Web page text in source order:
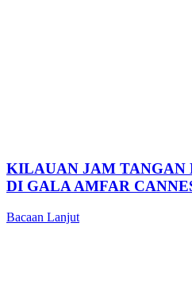
KILAUAN JAM TANGAN
DI GALA AMFAR
Bacaan Lanjut